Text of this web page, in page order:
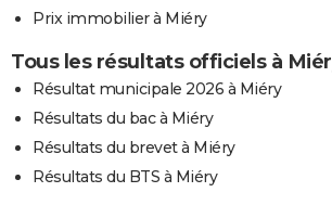
Prix immobilier à Miéry
Tous les résultats officiels à
Résultat municipale 2026 à Miéry
Résultats du bac à Miéry
Résultats du brevet à Miéry
Résultats du BTS à Miéry